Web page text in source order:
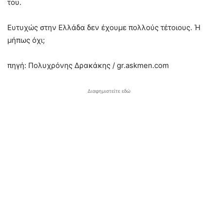
του.
Ευτυχώς στην Ελλάδα δεν έχουμε πολλούς τέτοιους. Ή
μήπως όχι;
πηγή: Πολυχρόνης Δρακάκης / gr.askmen.com
Διαφημιστείτε εδώ